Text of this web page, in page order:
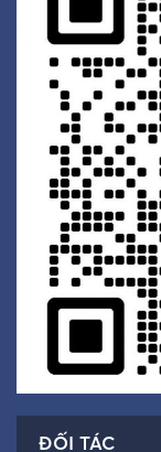
ĐỐI TÁC